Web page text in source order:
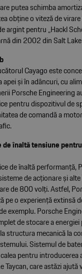
putea schimba
obține o viteză de
argint pentru „Hackl
din 2002 din Salt
Cayago este
și în adâncuri, cu
Porsche Engineering
pentru dispozitivul de
de comandă a
înaltă tensiune
de înaltă performanță,
de acționare și
de 800 volți. Astfel,
pe o experiență extinsă
exemplu. Porsche
de stocare a
structura mecanică la
Sistemul de
pentru introducerea
Taycan, care astăzi ajută